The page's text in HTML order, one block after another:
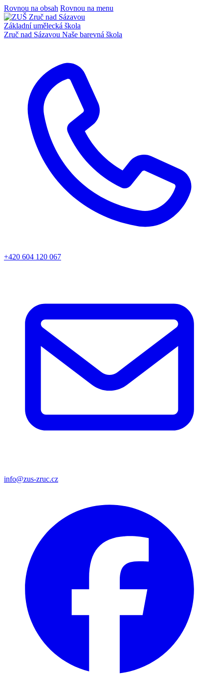
Rovnou na obsah Rovnou na menu
Základní umělecká škola
Zruč nad Sázavou Naše barevná škola
+420 604 120 067
info@zus-zruc.cz